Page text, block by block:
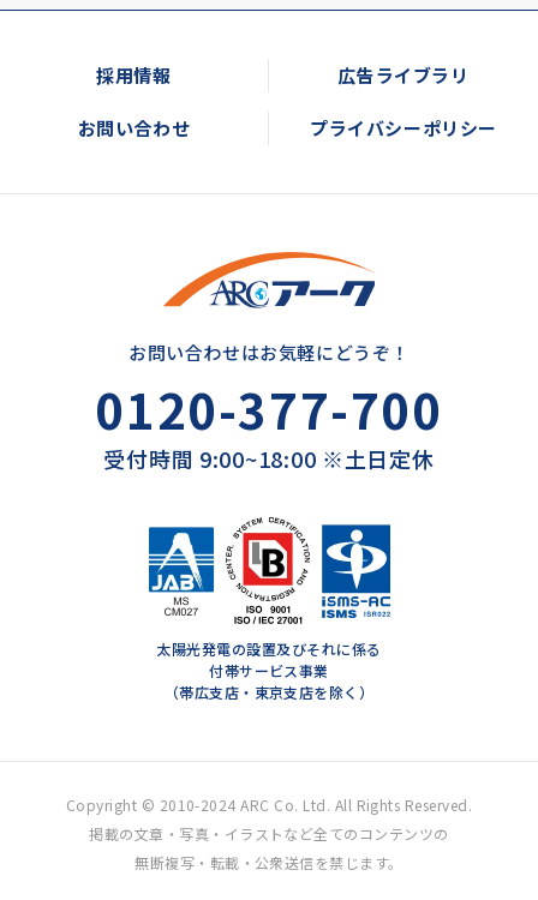
採用情報 広告ライブラリ
お問い合わせ プライバシーポリシー
お問い合わせはお気軽にどうぞ！
0120-377-700
受付時間 9:00~18:00 ※土日定休
太陽光発電の設置及びそれに係る
付帯サービス事業
（帯広支店・東京支店を除く）
Copyright © 2010-2024 ARC Co. Ltd. All Rights Reserved.
掲載の文章・写真・イラストなど全てのコンテンツの
無断複写・転載・公衆送信を禁じます。